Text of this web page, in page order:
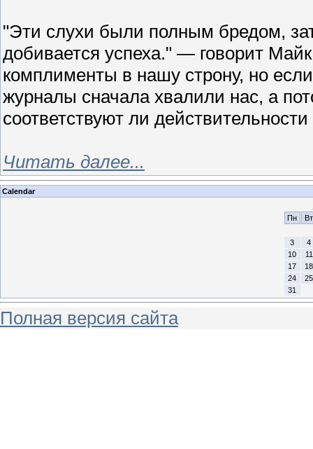
"Эти слухи были полным бредом,
добивается успеха." — говорит
комплименты в нашу строну, но
журналы сначала хвалили нас, а
соответствуют ли
Читать далее...
Calendar
Пн
Вт
3
4
10
11
17
18
24
25
31
Полная версия сайта